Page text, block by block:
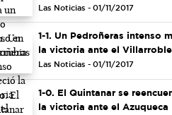
Las Noticias - 01/11/2017
1-1. Un Pedroñeras intenso
la victoria ante el
Las Noticias - 01/11/2017
1-0. El Quintanar se
la victoria ante el Azuqueca